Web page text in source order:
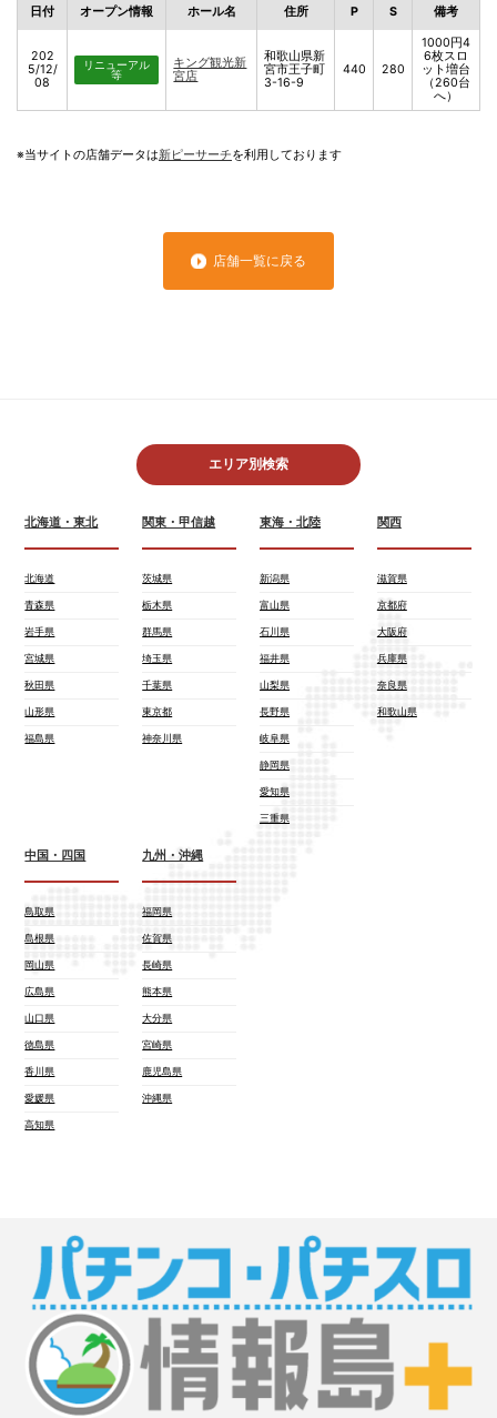
日付 オープン情報 ホール名 住所 P S 備考
202
5/12/
08
リニューアル
等
キング観光新
宮店
和歌山県新
宮市王子町
3-16-9
440 280
1000円4
6枚スロ
ット増台
（260台
へ）
※当サイトの店舗データは新ピーサーチを利用しております
店舗一覧に戻る
エリア別検索
北海道・東北
北海道
青森県
岩手県
宮城県
秋田県
山形県
福島県
関東・甲信越
茨城県
栃木県
群馬県
埼玉県
千葉県
東京都
神奈川県
東海・北陸
新潟県
富山県
石川県
福井県
山梨県
長野県
岐阜県
静岡県
愛知県
三重県
関西
滋賀県
京都府
大阪府
兵庫県
奈良県
和歌山県
中国・四国
鳥取県
島根県
岡山県
広島県
山口県
徳島県
香川県
愛媛県
高知県
九州・沖縄
福岡県
佐賀県
長崎県
熊本県
大分県
宮崎県
鹿児島県
沖縄県